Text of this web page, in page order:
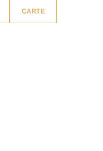
CARTE